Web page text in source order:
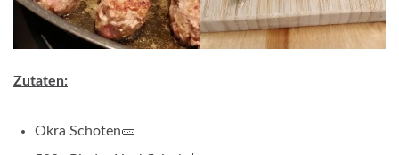
Zutaten:
Okra Schoten🥒